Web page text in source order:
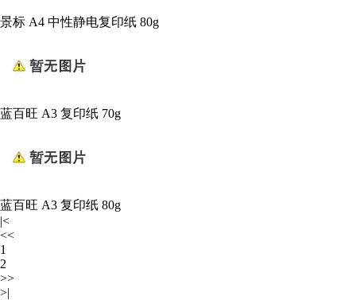
景标 A4 中性静电复印纸 80g
蓝百旺 A3 复印纸 70g
蓝百旺 A3 复印纸 80g
|<
<<
1
2
>>
>|